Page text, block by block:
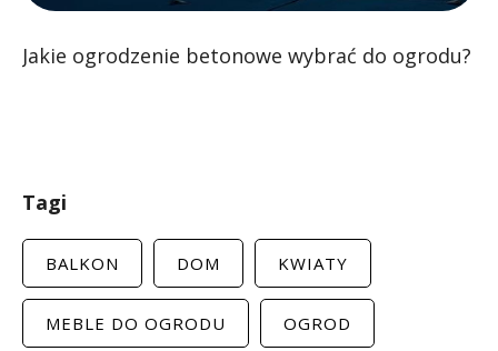
Jakie ogrodzenie betonowe wybrać do ogrodu?
Tagi
BALKON DOM KWIATY
MEBLE DO OGRODU OGROD